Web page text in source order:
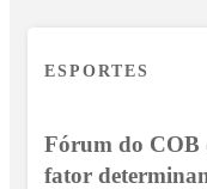
ESPORTES
Fórum do COB
fator